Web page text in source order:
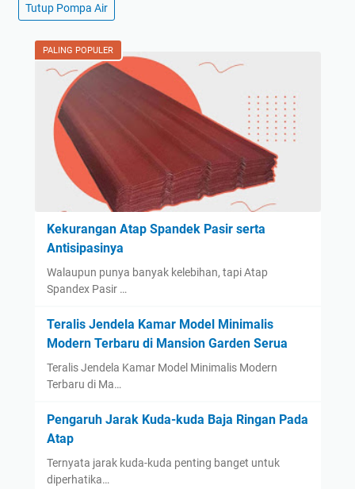
Tutup Pompa Air
PALING POPULER
Kekurangan Atap Spandek Pasir serta
Antisipasinya
Walaupun punya banyak kelebihan, tapi Atap
Spandex Pasir …
Teralis Jendela Kamar Model Minimalis
Modern Terbaru di Mansion Garden Serua
Teralis Jendela Kamar Model Minimalis Modern
Terbaru di Ma…
Pengaruh Jarak Kuda-kuda Baja Ringan Pada
Atap
Ternyata jarak kuda-kuda penting banget untuk
diperhatika…